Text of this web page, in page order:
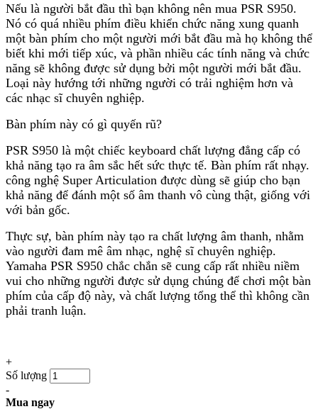
Nếu là người bắt đầu thì bạn không nên mua PSR S950.
Nó có quá nhiều phím điều khiển chức năng xung quanh
một bàn phím cho một người mới bắt đầu mà họ không thể
biết khi mới tiếp xúc, và phần nhiều các tính năng và chức
năng sẽ không được sử dụng bởi một người mới bắt đầu.
Loại này hướng tới những người có trải nghiệm hơn và
các nhạc sĩ chuyên nghiệp.
Bàn phím này có gì quyến rũ?
PSR S950 là một chiếc keyboard chất lượng đẳng cấp có
khả năng tạo ra âm sắc hết sức thực tế. Bàn phím rất nhạy.
công nghệ Super Articulation được dùng sẽ giúp cho bạn
khả năng để đánh một số âm thanh vô cùng thật, giống với
với bản gốc.
Thực sự, bàn phím này tạo ra chất lượng âm thanh, nhằm
vào người đam mê âm nhạc, nghệ sĩ chuyên nghiệp.
Yamaha PSR S950 chắc chắn sẽ cung cấp rất nhiều niềm
vui cho những người được sử dụng chúng để chơi một bàn
phím của cấp độ này, và chất lượng tổng thể thì không cần
phải tranh luận.
+
Số lượng
-
Mua ngay